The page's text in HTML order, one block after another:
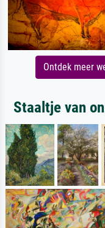
Ontdek meer
Staaltje van